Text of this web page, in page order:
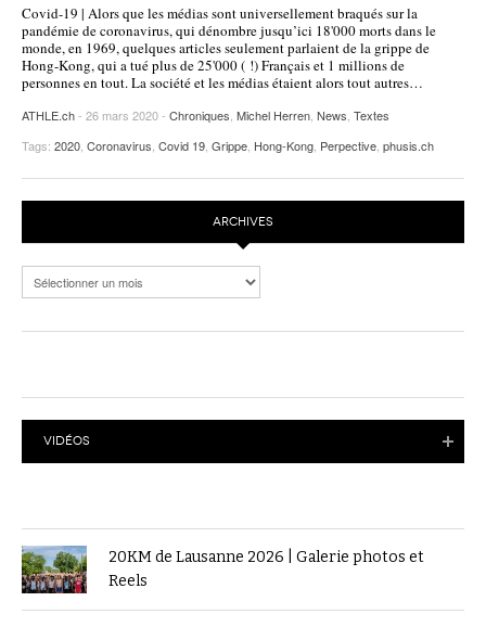
POURQUOI ATHLE.CH ?
ATHLE.CH RÉGIONS | VAUD
HIGHLIGHTS
LIVRES
Covid-19 | Alors que les médias sont universellement braqués sur la
pandémie de coronavirus, qui dénombre jusqu’ici 18'000 morts dans le
monde, en 1969, quelques articles seulement parlaient de la grippe de
Hong-Kong, qui a tué plus de 25'000 ( !) Français et 1 millions de
personnes en tout. La société et les médias étaient alors tout autres…
ATHLE.ch- 26 mars 2020 - Chroniques Michel Herren News Textes
Tags: 2020 Coronavirus Covid 19 Grippe Hong-Kong Perpective phusis.ch
ARCHIVES
Archives
VIDÉOS
20KM de Lausanne 2026 | Galerie photos et
Reels